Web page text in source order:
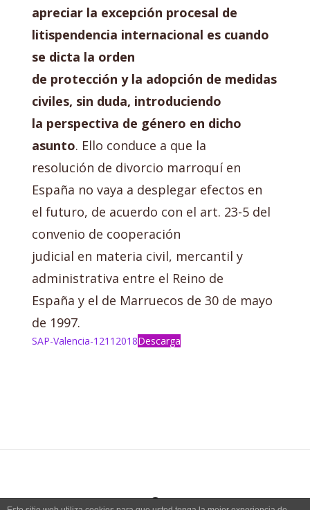
apreciar la excepción procesal de
litispendencia internacional es cuando
se dicta la orden
de protección y la adopción de medidas
civiles, sin duda, introduciendo
la perspectiva de género en dicho
asunto. Ello conduce a que la
resolución de divorcio marroquí en
España no vaya a desplegar efectos en
el futuro, de acuerdo con el art. 23-5 del
convenio de cooperación
judicial en materia civil, mercantil y
administrativa entre el Reino de
España y el de Marruecos de 30 de mayo
de 1997.
SAP-Valencia-12112018Descarga